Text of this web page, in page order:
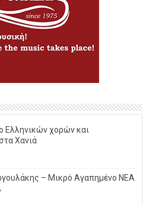
Ελληνικών χορών και
Χανιά
– Μικρό Αγαπημένο NEΑ